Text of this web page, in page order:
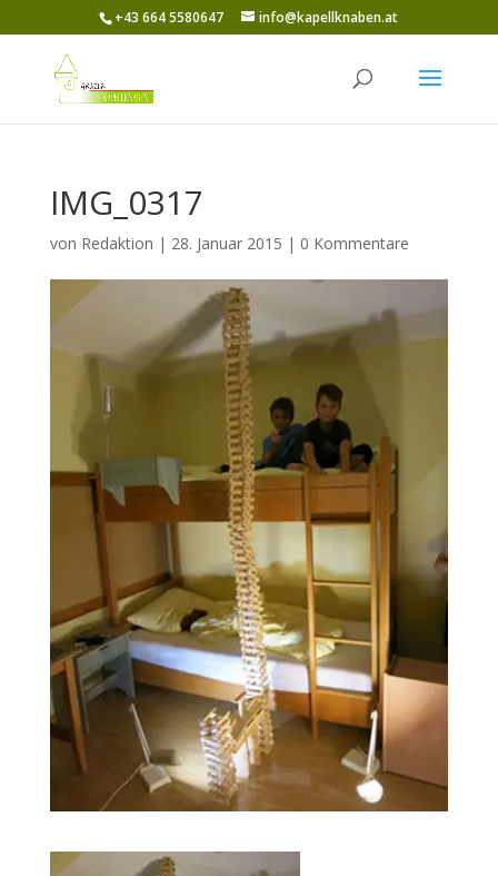
+43 664 5580647 info@kapellknaben.at
IMG_0317
von Redaktion | 28. Januar 2015 | 0 Kommentare